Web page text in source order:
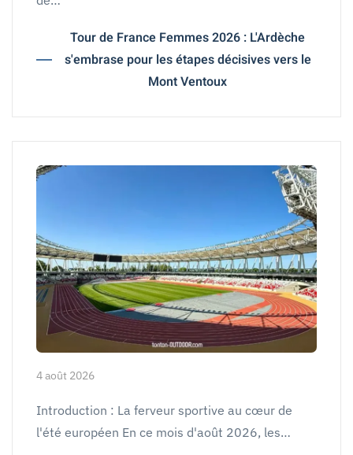
Tour de France Femmes 2026 : L'Ardèche
s'embrase pour les étapes décisives vers le
Mont Ventoux
4 août 2026
Introduction : La ferveur sportive au cœur de
l'été européen En ce mois d'août 2026, les…